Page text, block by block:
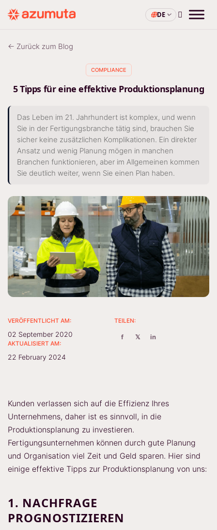
DE
← Zurück zum Blog
COMPLIANCE
5 Tipps für eine effektive Produktionsplanung
Das Leben im 21. Jahrhundert ist komplex, und wenn
Sie in der Fertigungsbranche tätig sind, brauchen Sie
sicher keine zusätzlichen Komplikationen. Ein direkter
Ansatz und wenig Planung mögen in manchen
Branchen funktionieren, aber im Allgemeinen kommen
Sie deutlich weiter, wenn Sie einen Plan haben.
VERÖFFENTLICHT AM:
02 September 2020
AKTUALISIERT AM:
22 February 2024
TEILEN:
f 𝕏 in
Kunden verlassen sich auf die Effizienz Ihres
Unternehmens, daher ist es sinnvoll, in die
Produktionsplanung zu investieren.
Fertigungsunternehmen können durch gute Planung
und Organisation viel Zeit und Geld sparen. Hier sind
einige effektive Tipps zur Produktionsplanung von uns:
1. NACHFRAGE
PROGNOSTIZIEREN